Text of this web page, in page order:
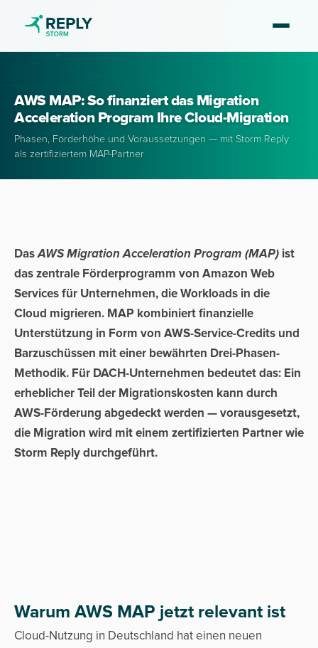
AWS MAP: So finanziert das Migration
Acceleration Program Ihre Cloud-Migration
Phasen, Förderhöhe und Voraussetzungen — mit Storm Reply
als zertifiziertem MAP-Partner
DasAWS Migration Acceleration Program (MAP) ist
das zentrale Förderprogramm von Amazon Web
Services für Unternehmen, die Workloads in die
Cloud migrieren. MAP kombiniert finanzielle
Unterstützung in Form von AWS-Service-Credits und
Barzuschüssen mit einer bewährten Drei-Phasen-
Methodik. Für DACH-Unternehmen bedeutet das: Ein
erheblicher Teil der Migrationskosten kann durch
AWS-Förderung abgedeckt werden — vorausgesetzt,
die Migration wird mit einem zertifizierten Partner wie
Storm Reply durchgeführt.
Warum AWS MAP jetzt relevant ist
Cloud-Nutzung in Deutschland hat einen neuen